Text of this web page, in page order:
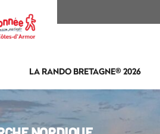
LA RANDO BRETAGNE® 2026